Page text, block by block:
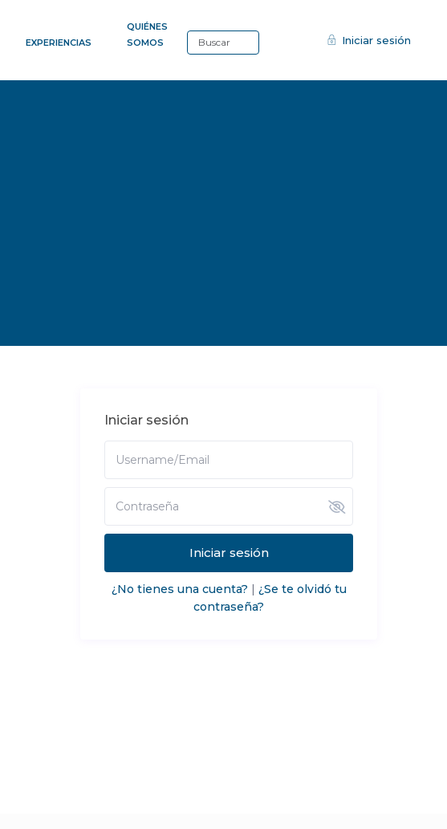
EXPERIENCIAS
QUIÉNES
SOMOS
Iniciar sesión
Iniciar sesión
Iniciar sesión
¿No tienes una cuenta? | ¿Se te olvidó tu
contraseña?